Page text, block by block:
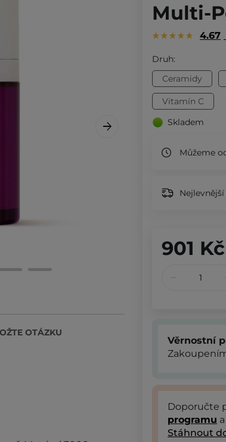
OTÁZKU
Multi-
4.67
Druh:
Ceramidy
Vitamín C
Skladem
Můžeme
901 Kč
Věrnostní
Doporučte
programu
Stáhnout